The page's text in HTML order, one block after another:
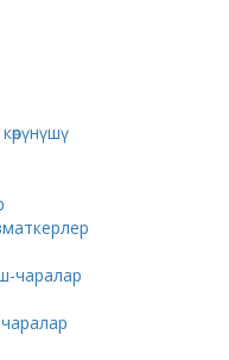
өрүнүшү
чаралар